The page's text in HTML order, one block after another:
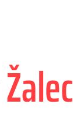
Žalec